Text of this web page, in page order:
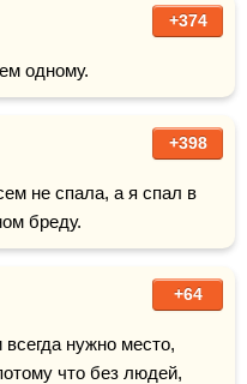
+374
одному.
+398
не спала, а я спал в
бреду.
+64
нужно место,
что без людей,